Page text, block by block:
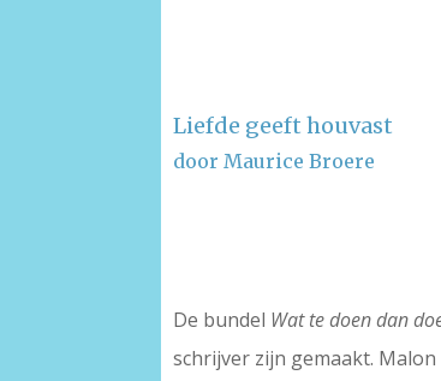
Liefde geeft houvast
door Maurice Broere
De bundel Wat te doen dan
schrijver zijn gemaakt.